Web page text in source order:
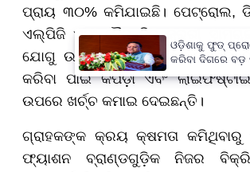
ପ୍ରାୟ ୩୦% କମିଯାଇଛି। ପେଟ୍ରୋଲ,
ଏଲ୍ପିଜି ଏବଂ ଦୈନନ୍ଦିନ ଜରୁରୀ
ଯୋଗୁ ଉପଭୋକ୍ତାମାନେ ନିଜ ଘରୋଇ
କରିବା ପାଇଁ କପଡ଼ା ଏବଂ
ଉପରେ ଖର୍ଚ୍ଚ କମାଇ ଦେଇଛନ୍ତି।
ଗ୍ରାହକଙ୍କ କ୍ରୟ କ୍ଷମତା
ଫ୍ୟାଶନ ବ୍ରାଣ୍ଡଗୁଡ଼ିକ ନିଜର
ଓଡ଼ିଶାକୁ ଫୁଡ୍
କରିବା ଦିଗରେ ବଡ଼
ହଜାରରୁ ଅଧିକ